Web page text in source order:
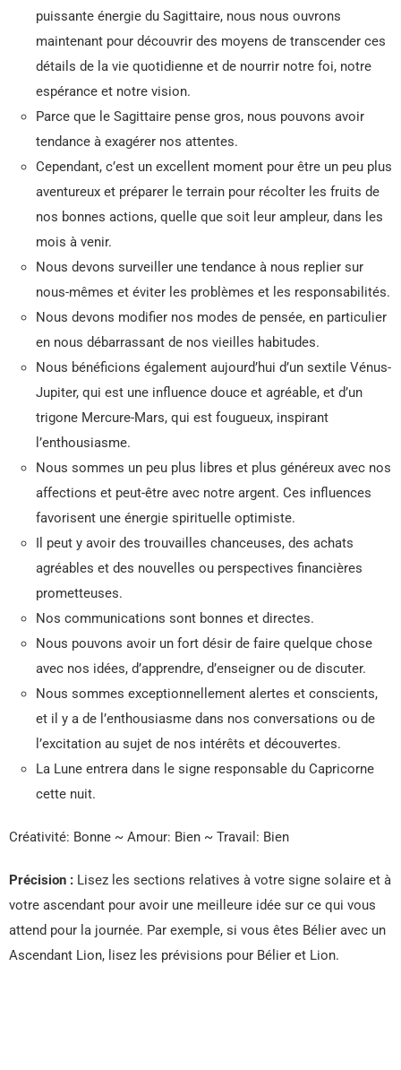
puissante énergie du Sagittaire, nous nous ouvrons
maintenant pour découvrir des moyens de transcender ces
détails de la vie quotidienne et de nourrir notre foi, notre
espérance et notre vision.
Parce que le Sagittaire pense gros, nous pouvons avoir
tendance à exagérer nos attentes.
Cependant, c’est un excellent moment pour être un peu plus
aventureux et préparer le terrain pour récolter les fruits de
nos bonnes actions, quelle que soit leur ampleur, dans les
mois à venir.
Nous devons surveiller une tendance à nous replier sur
nous-mêmes et éviter les problèmes et les responsabilités.
Nous devons modifier nos modes de pensée, en particulier
en nous débarrassant de nos vieilles habitudes.
Nous bénéficions également aujourd’hui d’un sextile Vénus-
Jupiter, qui est une influence douce et agréable, et d’un
trigone Mercure-Mars, qui est fougueux, inspirant
l’enthousiasme.
Nous sommes un peu plus libres et plus généreux avec nos
affections et peut-être avec notre argent. Ces influences
favorisent une énergie spirituelle optimiste.
Il peut y avoir des trouvailles chanceuses, des achats
agréables et des nouvelles ou perspectives financières
prometteuses.
Nos communications sont bonnes et directes.
Nous pouvons avoir un fort désir de faire quelque chose
avec nos idées, d’apprendre, d’enseigner ou de discuter.
Nous sommes exceptionnellement alertes et conscients,
et il y a de l’enthousiasme dans nos conversations ou de
l’excitation au sujet de nos intérêts et découvertes.
La Lune entrera dans le signe responsable du Capricorne
cette nuit.
Créativité: Bonne ~ Amour: Bien ~ Travail: Bien
Précision : Lisez les sections relatives à votre signe solaire et à
votre ascendant pour avoir une meilleure idée sur ce qui vous
attend pour la journée. Par exemple, si vous êtes Bélier avec un
Ascendant Lion, lisez les prévisions pour Bélier et Lion.